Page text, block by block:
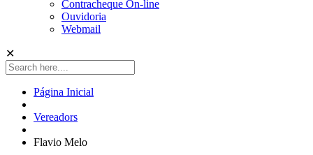
Contracheque On-line
Ouvidoria
Webmail
✕
Página Inicial
Vereadors
Flavio Melo